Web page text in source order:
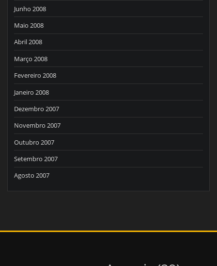
Junho 2008
Maio 2008
Abril 2008
Março 2008
Fevereiro 2008
Janeiro 2008
Dezembro 2007
Novembro 2007
Outubro 2007
Setembro 2007
Agosto 2007